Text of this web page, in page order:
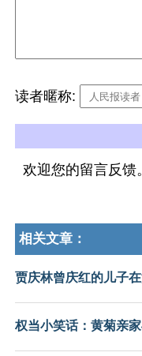
读者暱称:
欢迎您的留言反馈。
相关文章：
贾庆林曾庆红的儿子
权当小笑话：黄菊亲